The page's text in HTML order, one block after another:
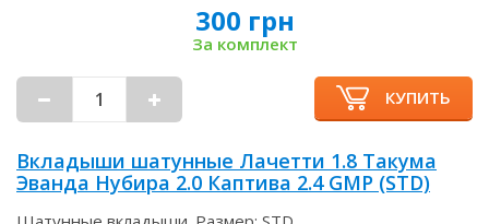
300 грн
За комплект
КУПИТЬ
Вкладыши шатунные Лачетти 1.8 Такума
Эванда Нубира 2.0 Каптива 2.4 GMP (STD)